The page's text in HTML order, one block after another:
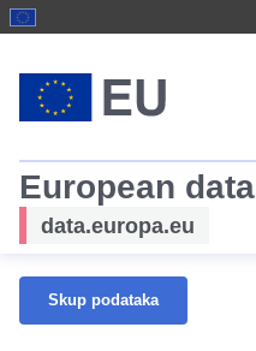
European data
data.europa.eu
Skup podataka